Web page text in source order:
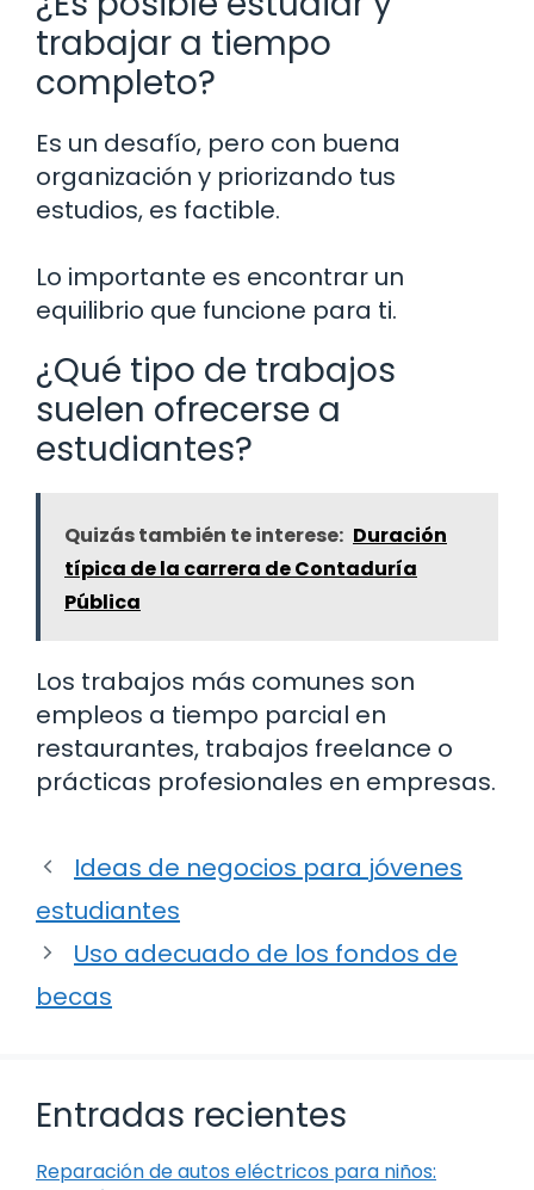
trabajar a tiempo
completo?
Es un desafío, pero con buena
organización y priorizando tus
estudios, es factible.
Lo importante es encontrar un
equilibrio que funcione para ti.
¿Qué tipo de trabajos
suelen ofrecerse a
estudiantes?
Quizás también te interese: Duración
típica de la carrera de Contaduría
Pública
Los trabajos más comunes son
empleos a tiempo parcial en
restaurantes, trabajos freelance o
prácticas profesionales en empresas.
Ideas de negocios para jóvenes
estudiantes
Uso adecuado de los fondos de
becas
Entradas recientes
Reparación de autos eléctricos para niños: